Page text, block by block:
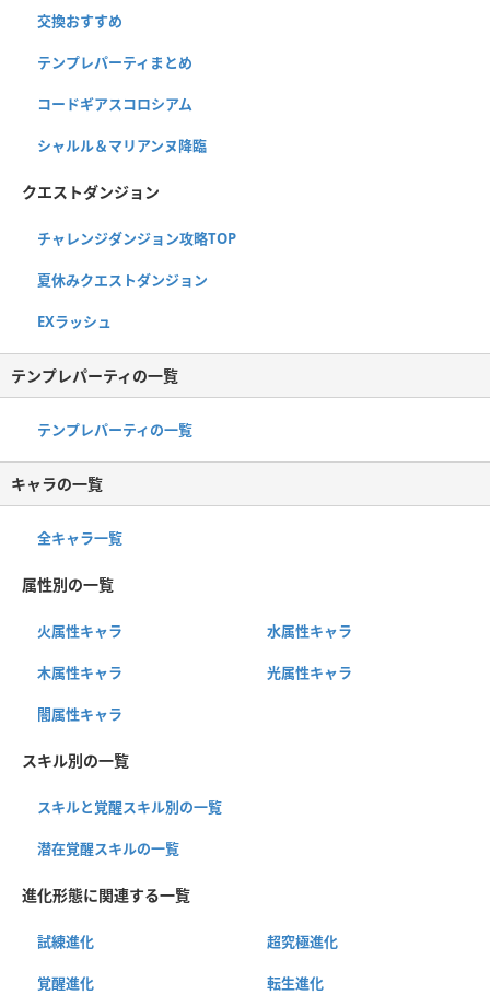
交換おすすめ
テンプレパーティまとめ
コードギアスコロシアム
シャルル＆マリアンヌ降臨
クエストダンジョン
チャレンジダンジョン攻略TOP
夏休みクエストダンジョン
EXラッシュ
テンプレパーティの一覧
テンプレパーティの一覧
キャラの一覧
全キャラ一覧
属性別の一覧
火属性キャラ 水属性キャラ
木属性キャラ 光属性キャラ
闇属性キャラ
スキル別の一覧
スキルと覚醒スキル別の一覧
潜在覚醒スキルの一覧
進化形態に関連する一覧
試練進化 超究極進化
覚醒進化 転生進化